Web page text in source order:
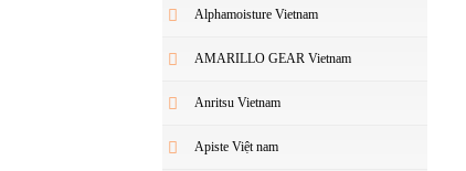
Alphamoisture Vietnam
AMARILLO GEAR Vietnam
Anritsu Vietnam
Apiste Việt nam